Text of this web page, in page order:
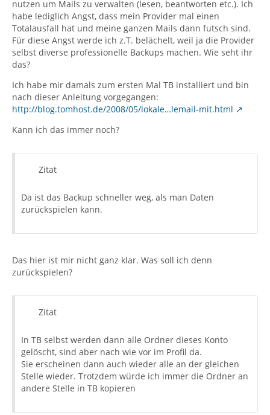
nutzen um Mails zu verwalten (lesen, beantworten etc.). Ich
habe lediglich Angst, dass mein Provider mal einen
Totalausfall hat und meine ganzen Mails dann futsch sind.
Für diese Angst werde ich z.T. belächelt, weil ja die Provider
selbst diverse professionelle Backups machen. Wie seht ihr
das?
Ich habe mir damals zum ersten Mal TB installiert und bin
nach dieser Anleitung vorgegangen:
http://blog.tomhost.de/2008/05/lokale…lemail-mit.html
Kann ich das immer noch?
Zitat
Da ist das Backup schneller weg, als man Daten
zurückspielen kann.
Das hier ist mir nicht ganz klar. Was soll ich denn
zurückspielen?
Zitat
In TB selbst werden dann alle Ordner dieses Konto
gelöscht, sind aber nach wie vor im Profil da.
Sie erscheinen dann auch wieder alle an der gleichen
Stelle wieder. Trotzdem würde ich immer die Ordner an
andere Stelle in TB kopieren